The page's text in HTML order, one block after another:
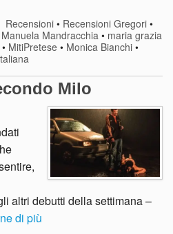
Recensioni• Recensioni Gregori•
Manuela Mandracchia • maria grazia
• MitiPretese • Monica Bianchi •
Milo
altri debutti della settimana –
di più